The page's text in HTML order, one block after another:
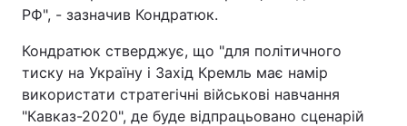
РФ", - зазначив Кондратюк.
Кондратюк стверджує, що "для політичного
тиску на Україну і Захід Кремль має намір
використати стратегічні військові навчання
"Кавказ-2020", де буде відпрацьовано сценарій